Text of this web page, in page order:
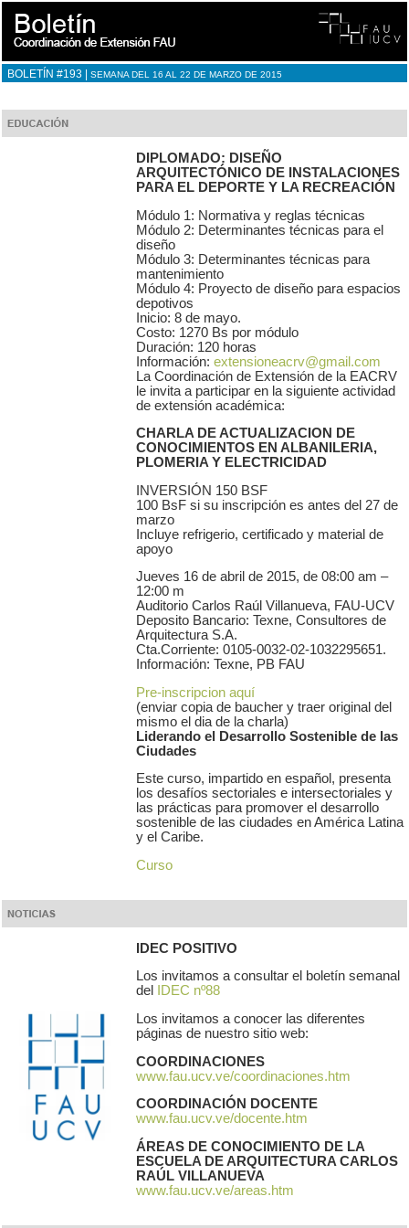
BOLETÍN #193 | SEMANA DEL 16 AL 22 DE MARZO DE 2015
DIPLOMADO: DISEÑO
ARQUITECTÓNICO DE INSTALACIONES
PARA EL DEPORTE Y LA RECREACIÓN
Módulo 1: Normativa y reglas técnicas
Módulo 2: Determinantes técnicas para el
diseño
Módulo 3: Determinantes técnicas para
mantenimiento
Módulo 4: Proyecto de diseño para espacios
depotivos
Inicio: 8 de mayo.
Costo: 1270 Bs por módulo
Duración: 120 horas
Información: extensioneacrv@gmail.com
La Coordinación de Extensión de la EACRV
le invita a participar en la siguiente actividad
de extensión académica:
CHARLA DE ACTUALIZACION DE
CONOCIMIENTOS EN ALBANILERIA,
PLOMERIA Y ELECTRICIDAD
INVERSIÓN 150 BSF
100 BsF si su inscripción es antes del 27 de
marzo
Incluye refrigerio, certificado y material de
apoyo
Jueves 16 de abril de 2015, de 08:00 am –
12:00 m
Auditorio Carlos Raúl Villanueva, FAU-UCV
Deposito Bancario: Texne, Consultores de
Arquitectura S.A.
Cta.Corriente: 0105-0032-02-1032295651.
Información: Texne, PB FAU
Pre-inscripcion aquí
(enviar copia de baucher y traer original del
mismo el dia de la charla)
Liderando el Desarrollo Sostenible de las
Ciudades
Este curso, impartido en español, presenta
los desafíos sectoriales e intersectoriales y
las prácticas para promover el desarrollo
sostenible de las ciudades en América Latina
y el Caribe.
Curso
IDEC POSITIVO
Los invitamos a consultar el boletín semanal
del
IDEC nº88
Los invitamos a conocer las diferentes
páginas de nuestro sitio web:
COORDINACIONES
www.fau.ucv.ve/coordinaciones.htm
COORDINACIÓN DOCENTE
www.fau.ucv.ve/docente.htm
ÁREAS DE CONOCIMIENTO DE LA
ESCUELA DE ARQUITECTURA CARLOS
RAÚL VILLANUEVA
www.fau.ucv.ve/areas.htm